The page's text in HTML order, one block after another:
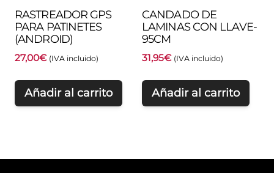
RASTREADOR GPS
PARA PATINETES
(ANDROID)
27,00€ (IVA incluido)
Añadir al carrito
CANDADO DE
LAMINAS CON LLAVE-
95CM
31,95€ (IVA incluido)
Añadir al carrito